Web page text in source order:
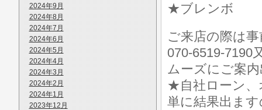
2024年9月
2024年8月
2024年7月
2024年6月
2024年5月
2024年4月
2024年3月
2024年2月
2024年1月
2023年12月
★ブレンボ
ご来店の際は
070-6519-7190
ムーズにご案
★自社ローン、
単に結果出ま